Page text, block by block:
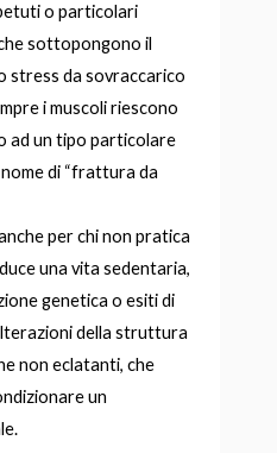
o particolari
sottopongono il
stress da sovraccarico
i muscoli riescono
ad un tipo particolare
di “frattura da
per chi non pratica
una vita sedentaria,
genetica o esiti di
della struttura
non eclatanti, che
un